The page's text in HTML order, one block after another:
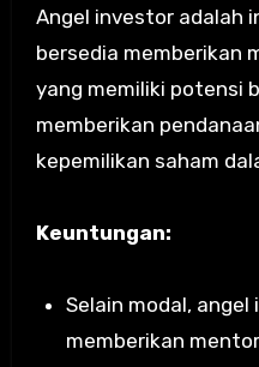
Angel investor adalah
bersedia memberikan
yang memiliki potensi
memberikan
kepemilikan saham
Keuntungan:
Selain modal,
memberikan